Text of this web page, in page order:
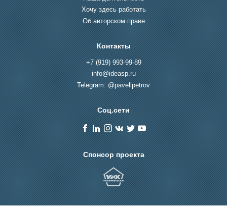
Хочу здесь работать
Об авторском праве
Контакты
+7 (919) 993-99-89
info@ideasp.ru
Telegram: @pavellpetrov
Соц.сети
Спонсор проекта